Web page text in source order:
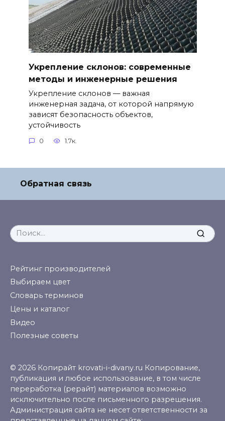
Укрепление склонов: современные
методы и инженерные решения
Укрепление склонов — важная
инженерная задача, от которой напрямую
зависят безопасность объектов,
устойчивость
0 1.7к.
Обратная связь
Search
for:
Рейтинг производителей
Выбираем цвет
Словарь терминов
Цены и каталог
Видео
Полезные советы
© 2026 Копирайт krovati-i-divany.ru Копирование,
публикация и любое использование, в том числе
переработка (рерайт) материалов возможно
исключительно после письменного разрешения.
Администрация сайта не несет ответственности за